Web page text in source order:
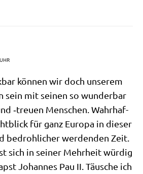
kön­nen wir doch unse­rem
sein mit sei­nen so wun­der­bar
‑treu­en Men­schen. Wahr­haf­
für ganz Euro­pa in die­ser
bedroh­li­cher wer­den­den Zeit.
sich in sei­ner Mehr­heit wür­dig
Johan­nes Pau II. Täu­sche ich